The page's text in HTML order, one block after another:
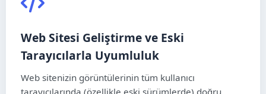
Web Sitesi Geliştirme ve Eski
Tarayıcılarla Uyumluluk
Web sitenizin görüntülerinin tüm kullanıcı
tarayıcılarında (özellikle eski sürümlerde) doğru